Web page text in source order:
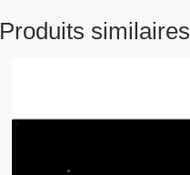
Produits similaires